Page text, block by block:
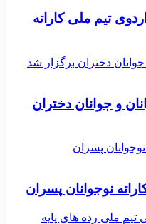
تیم ملی کاراته
جوانان دختران برگزار شد
و جوانان دختران
پسران
نوجوانان پسران
ملی رده های پایه